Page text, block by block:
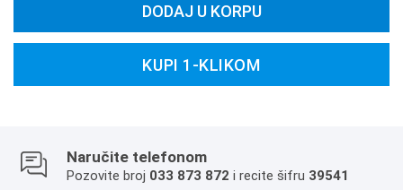
DODAJ U KORPU
KUPI 1-KLIKOM
Naručite telefonom
Pozovite broj 033 873 872 i recite šifru 39541